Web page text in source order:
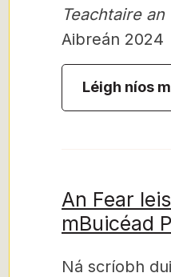
Teachtaire
Aibreán 2024
Léigh níos
An Fear
mBuicéad
Ná scríobh